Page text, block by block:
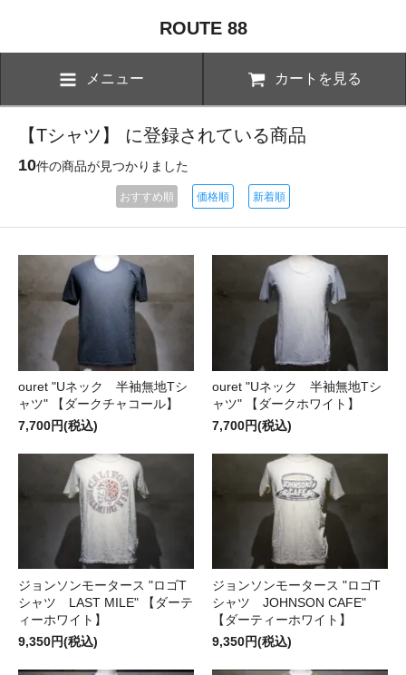
ROUTE 88
メニュー カートを見る
【Tシャツ】 に登録されている商品
10件の商品が見つかりました
おすすめ順 価格順 新着順
ouret "Uネック 半袖無地Tシ
ャツ" 【ダークチャコール】
7,700円(税込)
ouret "Uネック 半袖無地Tシ
ャツ" 【ダークホワイト】
7,700円(税込)
ジョンソンモータース "ロゴT
シャツ LAST MILE" 【ダーテ
ィーホワイト】
9,350円(税込)
ジョンソンモータース "ロゴT
シャツ JOHNSON CAFE"
【ダーティーホワイト】
9,350円(税込)